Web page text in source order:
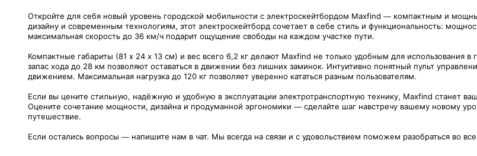
Откройте для себя новый уровень городской мобильности с электроскейтбордом Maxfind — компактным и
дизайну и современным технологиям, этот электроскейтборд сочетает в себе стиль и функциональность:
максимальная скорость до 36 км/ч подарит ощущение свободы на каждом участке пути.
Компактные габариты (81 х 24 х 13 см) и вес всего 6,2 кг делают Maxfind не только удобным для использования в
запас хода до 28 км позволяют оставаться в движении без лишних заминок. Интуитивно понятный пульт
движением. Максимальная нагрузка до 120 кг позволяет уверенно кататься разным пользователям.
Если вы цените стильную, надёжную и удобную в эксплуатации электротранспортную технику, Maxfind станет
Оцените сочетание мощности, дизайна и продуманной эргономики — сделайте шаг навстречу вашему новому
путешествие.
Если остались вопросы — напишите нам в чат. Мы всегда на связи и с удовольствием поможем разобраться во